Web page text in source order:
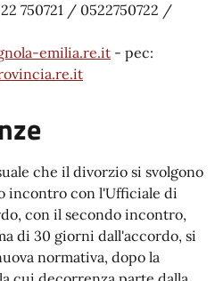
750721 / 0522750722 /
emilia.re.it - pec:
che il divorzio si svolgono
incontro con l'Ufficiale di
con il secondo incontro,
di 30 giorni dall'accordo, si
normativa, dopo la